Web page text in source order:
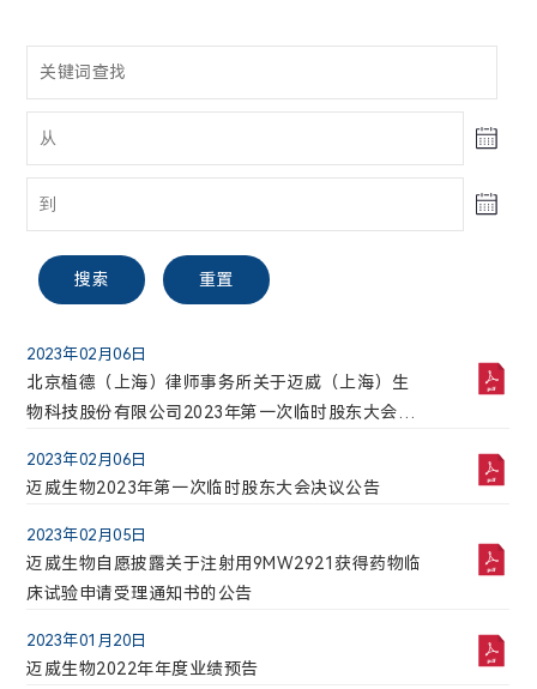
股票信息
迈威生物【688062】
最高
30.64
最低
成交股票数
141101.7
成交金额(万)
2026-08-08 12:00:04
搜索 重置
2023年02月06日
北京植德（上海）律师事务所关于迈威（上海）生
物科技股份有限公司2023年第一次临时股东大会的
2023年02月06日
迈威生物2023年第一次临时股东大会决议公告
2023年02月05日
迈威生物自愿披露关于注射用9MW2921获得药物临
床试验申请受理通知书的公告
2023年01月20日
迈威生物2022年年度业绩预告
财务报告 A股
2026年04月29日
2026年03月25日
投资者关系联络
电话:
邮箱:
上海市浦东新区李冰路576号创想园3号楼